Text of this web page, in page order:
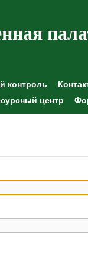
контроль
центр